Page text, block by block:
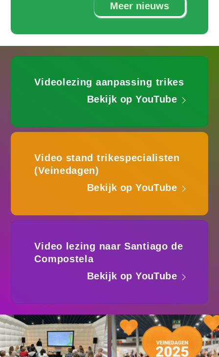
Meer nieuws
Videolezing aanpassing trikes
Bekijk op YouTube
Video stand trikespecialisten
(Veinedagen)
Bekijk op YouTube
Video lezing naar Santiago de
Compostela
Bekijk op YouTube